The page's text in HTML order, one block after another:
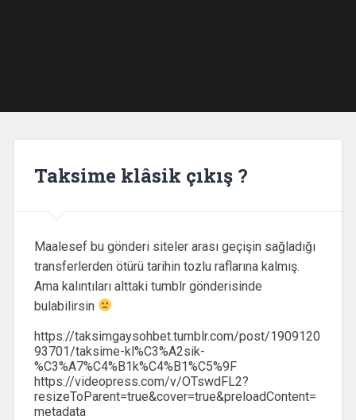
Taksime klâsik çıkış ?
Maalesef bu gönderi siteler arası geçişin sağladığı
transferlerden ötürü tarihin tozlu raflarına kalmış.
Ama kalıntıları alttaki tumblr gönderisinde
bulabilirsin
https://taksimgaysohbet.tumblr.com/post/1909120
93701/taksime-kl%C3%A2sik-
%C3%A7%C4%B1k%C4%B1%C5%9F
https://videopress.com/v/OTswdFL2?
resizeToParent=true&cover=true&preloadContent=
metadata